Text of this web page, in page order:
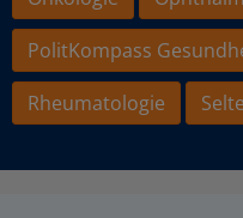
PolitKompass
Rheumatologie